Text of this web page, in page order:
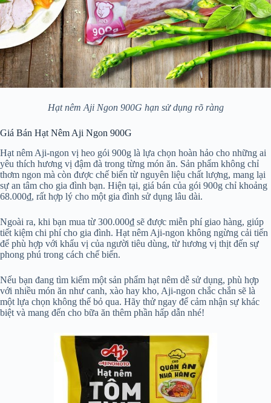
Hạt nêm Aji Ngon 900G hạn sử dụng rõ ràng
Giá Bán Hạt Nêm Aji Ngon 900G
Hạt nêm Aji-ngon vị heo gói 900g là lựa chọn hoàn hảo cho những ai
yêu thích hương vị đậm đà trong từng món ăn. Sản phẩm không chỉ
thơm ngon mà còn được chế biến từ nguyên liệu chất lượng, mang lại
sự an tâm cho gia đình bạn. Hiện tại, giá bán của gói 900g chỉ khoảng
68.000₫, rất hợp lý cho một gia đình sử dụng lâu dài.
Ngoài ra, khi bạn mua từ 300.000₫ sẽ được miễn phí giao hàng, giúp
tiết kiệm chi phí cho gia đình. Hạt nêm Aji-ngon không ngừng cải tiến
để phù hợp với khẩu vị của người tiêu dùng, từ hương vị thịt đến sự
phong phú trong cách chế biến.
Nếu bạn đang tìm kiếm một sản phẩm hạt nêm dễ sử dụng, phù hợp
với nhiều món ăn như canh, xào hay kho, Aji-ngon chắc chắn sẽ là
một lựa chọn không thể bỏ qua. Hãy thử ngay để cảm nhận sự khác
biệt và mang đến cho bữa ăn thêm phần hấp dẫn nhé!